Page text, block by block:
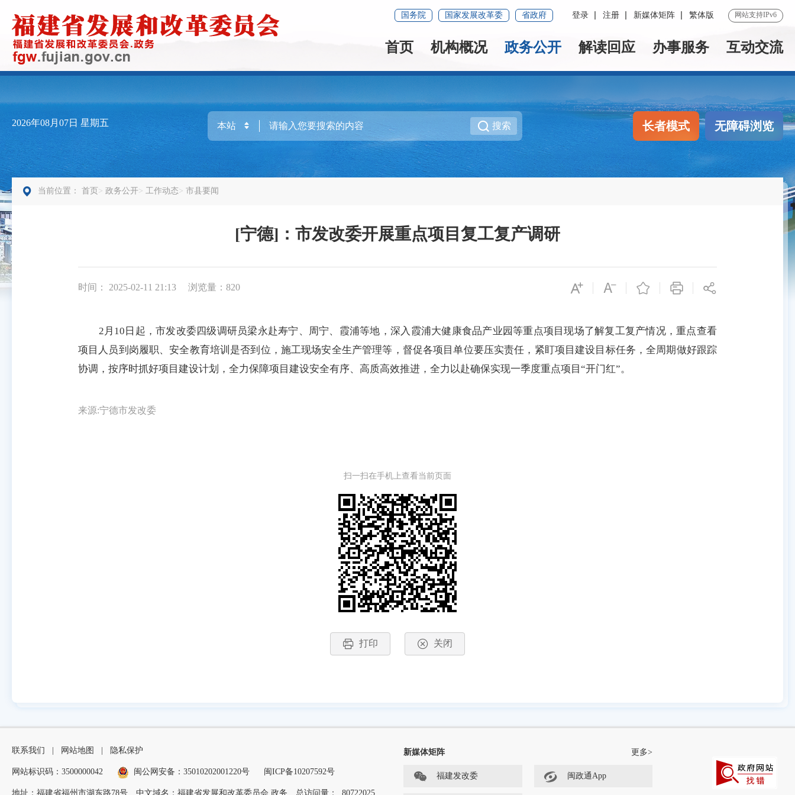
国务院 国家发展改革委 省政府 登录 注册 新媒体矩阵 繁体版 网站支持IPv6
首页 机构概况 政务公开 解读回应 办事服务 互动交流
2026年08月07日 星期五 搜索 长者模式 无障碍浏览
当前位置： 首页 政务公开 工作动态 市县要闻
[宁德]：市发改委开展重点项目复工复产调研
时间： 2025-02-11 21:13 浏览量：820
2月10日起，市发改委四级调研员梁永赴寿宁、周宁、霞浦等地，深入霞浦大健康食品产业园等重点项目现场了解复工复产情况，重点查看
项目人员到岗履职、安全教育培训是否到位，施工现场安全生产管理等，督促各项目单位要压实责任，紧盯项目建设目标任务，全周期做好跟踪
协调，按序时抓好项目建设计划，全力保障项目建设安全有序、高质高效推进，全力以赴确保实现一季度重点项目“开门红”。
来源:宁德市发改委
扫一扫在手机上查看当前页面
打印 关闭
联系我们 网站地图 隐私保护
网站标识码：3500000042 闽公网安备：35010202001220号 闽ICP备10207592号
地址：福建省福州市湖东路78号 中文域名：福建省发展和改革委员会.政务 总访问量： 80722025
新媒体矩阵 更多>
福建发改委 闽政通App